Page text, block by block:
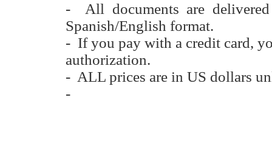
- All documents are
Spanish/English format.
- If you pay with a credit card,
authorization.
- ALL prices are in US dollars
-